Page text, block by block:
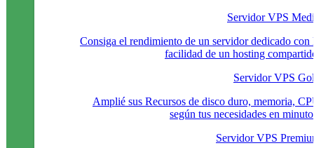
Servidor VPS
Consiga el rendimiento de un servidor dedicado con
facilidad de un hosting
Servidor VPS
Amplié sus Recursos de disco duro, memoria,
según tus necesidades en
Servidor VPS